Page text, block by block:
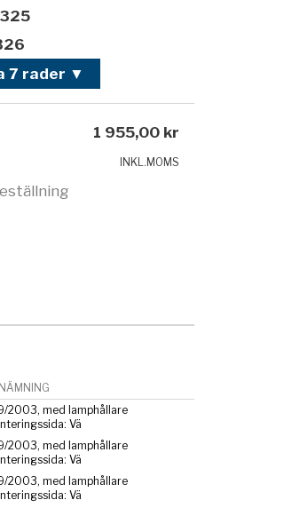
7 rader ▼
1 955,00 kr
INKL.MOMS
2003, med lamphållare
Vä
2003, med lamphållare
Vä
2003, med lamphållare
Vä